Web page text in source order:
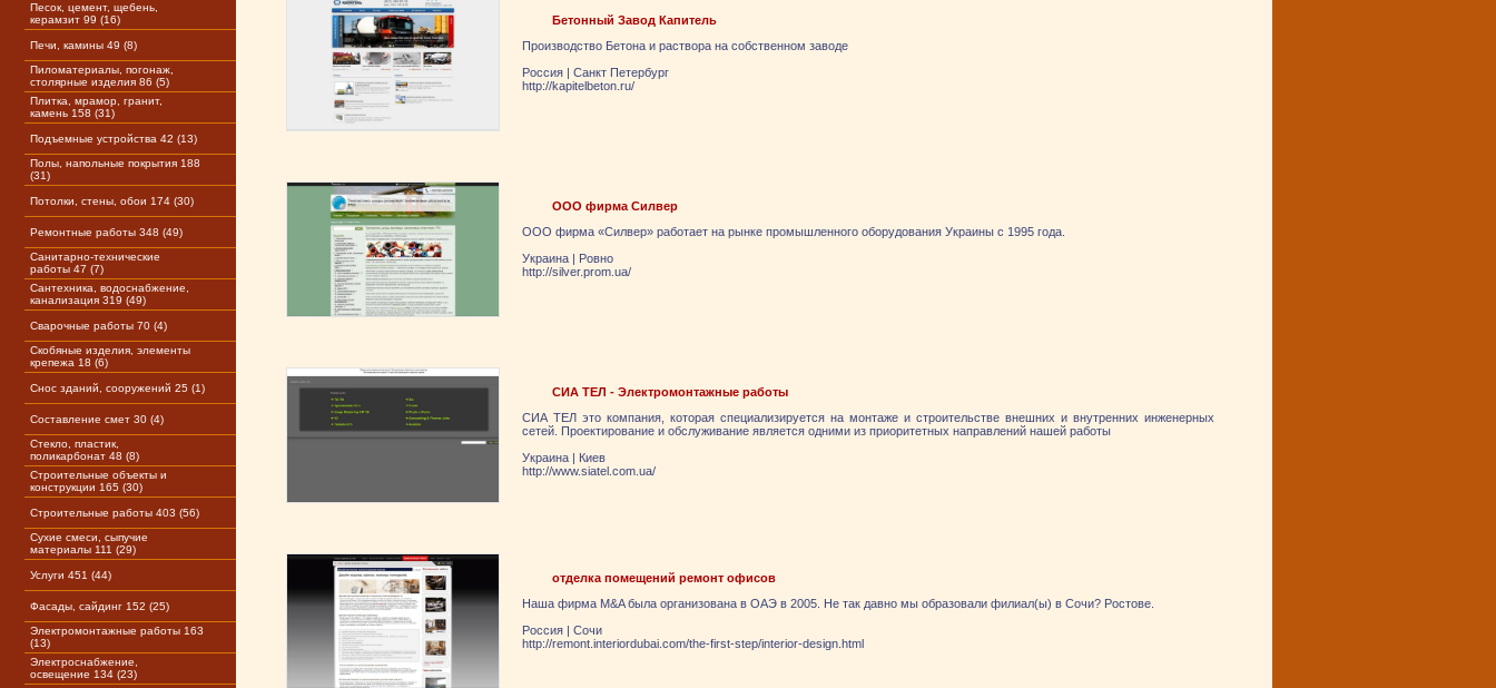
Песок, цемент, щебень,
керамзит 99 (16)
Печи, камины 49 (8)
Пиломатериалы, погонаж,
столярные изделия 86 (5)
Плитка, мрамор, гранит,
камень 158 (31)
Подъемные устройства 42 (13)
Полы, напольные покрытия 188
(31)
Потолки, стены, обои 174 (30)
Ремонтные работы 348 (49)
Санитарно-технические
работы 47 (7)
Сантехника, водоснабжение,
канализация 319 (49)
Сварочные работы 70 (4)
Скобяные изделия, элементы
крепежа 18 (6)
Снос зданий, сооружений 25 (1)
Составление смет 30 (4)
Стекло, пластик,
поликарбонат 48 (8)
Строительные объекты и
конструкции 165 (30)
Строительные работы 403 (56)
Сухие смеси, сыпучие
материалы 111 (29)
Услуги 451 (44)
Фасады, сайдинг 152 (25)
Электромонтажные работы 163
(13)
Электроснабжение,
освещение 134 (23)
Бетонный Завод Капитель
Производство Бетона и раствора на собственном заводе
Россия | Санкт Петербург
http://kapitelbeton.ru/
ООО фирма Силвер
ООО фирма «Силвер» работает на рынке промышленного оборудования Украины с 1995 года.
Украина | Ровно
http://silver.prom.ua/
СИА ТЕЛ - Электромонтажные работы
СИА ТЕЛ это компания, которая специализируется на монтаже и строительстве внешних и внутренних инженерных
сетей. Проектирование и обслуживание является одними из приоритетных направлений нашей работы
Украина | Киев
http://www.siatel.com.ua/
отделка помещений ремонт офисов
Наша фирма M&A была организована в ОАЭ в 2005. Не так давно мы образовали филиал(ы) в Сочи? Ростове.
Россия | Сочи
http://remont.interiordubai.com/the-first-step/interior-design.html